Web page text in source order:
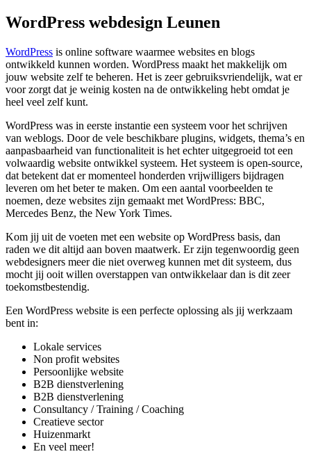
WordPress webdesign Leunen
WordPress is online software waarmee websites en blogs
ontwikkeld kunnen worden. WordPress maakt het makkelijk om
jouw website zelf te beheren. Het is zeer gebruiksvriendelijk, wat er
voor zorgt dat je weinig kosten na de ontwikkeling hebt omdat je
heel veel zelf kunt.
WordPress was in eerste instantie een systeem voor het schrijven
van weblogs. Door de vele beschikbare plugins, widgets, thema’s en
aanpasbaarheid van functionaliteit is het echter uitgegroeid tot een
volwaardig website ontwikkel systeem. Het systeem is open-source,
dat betekent dat er momenteel honderden vrijwilligers bijdragen
leveren om het beter te maken. Om een aantal voorbeelden te
noemen, deze websites zijn gemaakt met WordPress: BBC,
Mercedes Benz, the New York Times.
Kom jij uit de voeten met een website op WordPress basis, dan
raden we dit altijd aan boven maatwerk. Er zijn tegenwoordig geen
webdesigners meer die niet overweg kunnen met dit systeem, dus
mocht jij ooit willen overstappen van ontwikkelaar dan is dit zeer
toekomstbestendig.
Een WordPress website is een perfecte oplossing als jij werkzaam
bent in:
Lokale services
Non profit websites
Persoonlijke website
B2B dienstverlening
B2B dienstverlening
Consultancy / Training / Coaching
Creatieve sector
Huizenmarkt
En veel meer!